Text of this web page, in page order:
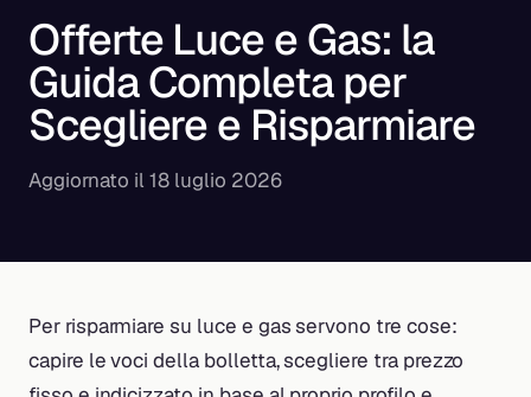
Offerte Luce e Gas: la
Guida Completa per
Scegliere e Risparmiare
Aggiornato il 18 luglio 2026
Per risparmiare su luce e gas servono tre cose:
capire le voci della bolletta, scegliere tra prezzo